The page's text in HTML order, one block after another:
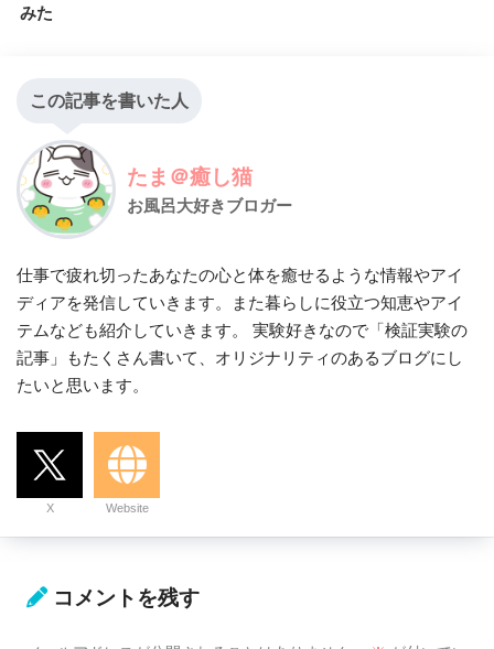
みた
この記事を書いた人
たま＠癒し猫
お風呂大好きブロガー
仕事で疲れ切ったあなたの心と体を癒せるような情報やアイ
ディアを発信していきます。また暮らしに役立つ知恵やアイ
テムなども紹介していきます。 実験好きなので「検証実験の
記事」もたくさん書いて、オリジナリティのあるブログにし
たいと思います。
X Website
コメントを残す